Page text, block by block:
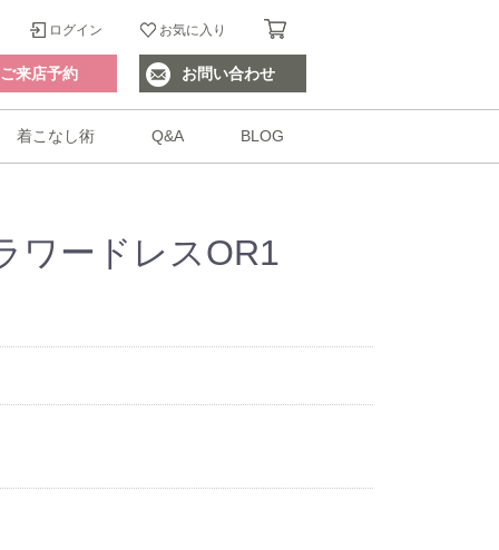
ログイン お気に入り
ご来店予約 お問い合わせ
着こなし術 Q&A BLOG
ワードレスOR1